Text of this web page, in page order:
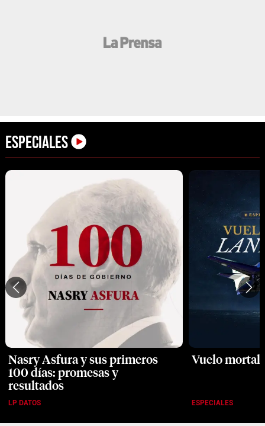
Especiales
Nasry Asfura y sus primeros
100 días: promesas y
resultados
LP DATOS
Vuelo mortal:
ESPECIALES